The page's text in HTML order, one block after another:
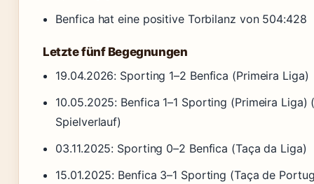
Benfica hat eine positive Torbilanz von 504:428
Letzte fünf Begegnungen
19.04.2026: Sporting 1–2 Benfica (Primeira Liga)
10.05.2025: Benfica 1–1 Sporting (Primeira Liga)
Spielverlauf)
03.11.2025: Sporting 0–2 Benfica (Taça da Liga)
15.01.2025: Benfica 3–1 Sporting (Taça de